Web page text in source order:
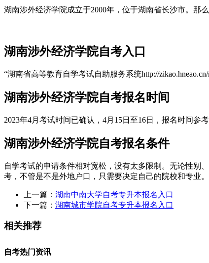
湖南涉外经济学院成立于2000年，位于湖南省长沙市。那
湖南涉外经济学院自考入口
“湖南省高等教育自学考试自助服务系统http://
湖南涉外经济学院自考报名时间
2023年4月考试时间已确认，4月15日至16日，报名时间参
湖南涉外经济学院自考报名条件
自学考试的申请条件相对宽松，没有太多限制。无论性别
考，不管是不是外地户口，只需要决定自己的院校和专业。
上一篇： 湖南中南大学自考专升本报名入口
下一篇： 湖南城市学院自考专升本报名入口
相关推荐
自考热门资讯